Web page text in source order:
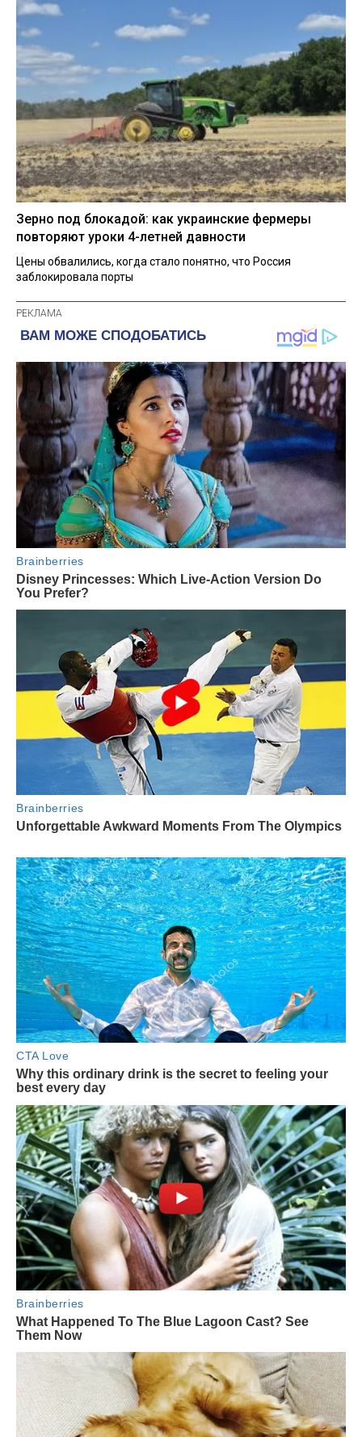
Зерно под блокадой: как украинские фермеры
повторяют уроки 4-летней давности
Цены обвалились, когда стало понятно, что Россия
заблокировала порты